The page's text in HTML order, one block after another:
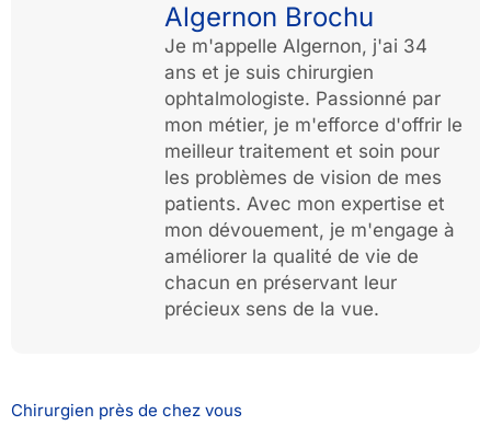
Algernon Brochu
Je m'appelle Algernon, j'ai 34
ans et je suis chirurgien
ophtalmologiste. Passionné par
mon métier, je m'efforce d'offrir le
meilleur traitement et soin pour
les problèmes de vision de mes
patients. Avec mon expertise et
mon dévouement, je m'engage à
améliorer la qualité de vie de
chacun en préservant leur
précieux sens de la vue.
Chirurgien près de chez vous